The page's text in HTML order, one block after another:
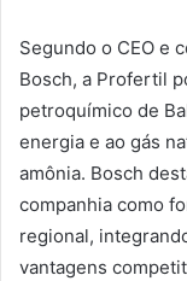
Segundo o CEO e
Bosch, a Profertil
petroquímico de
energia e ao gás
amônia. Bosch
companhia como
regional,
vantagens